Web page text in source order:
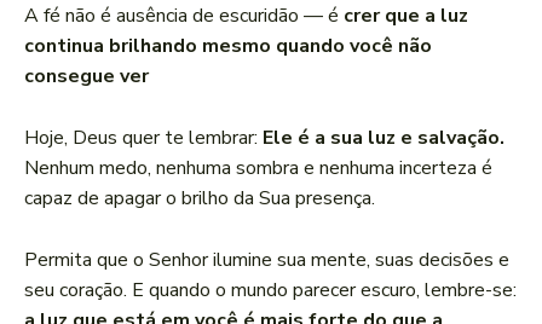
A fé não é ausência de escuridão — é crer que a luz
continua brilhando mesmo quando você não
consegue ver
Hoje, Deus quer te lembrar: Ele é a sua luz e salvação.
Nenhum medo, nenhuma sombra e nenhuma incerteza é
capaz de apagar o brilho da Sua presença.
Permita que o Senhor ilumine sua mente, suas decisões e
seu coração. E quando o mundo parecer escuro, lembre-se: